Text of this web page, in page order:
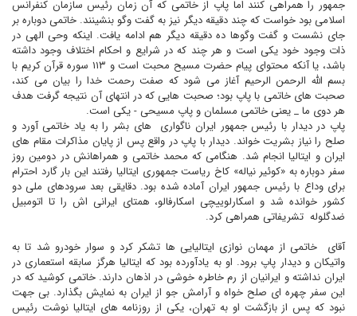
جمهور را همراهى کنند اما پاپ از خاتمى که آن زمان رئيس سازمان کنفرانس
اسلامى بود خواست که چند دقيقه ديگر نيز به گفت وگو بنشينند. خاتمى دوباره بر
جاى نشست و گفت وگوها ده دقيقه ديگر هم ادامه يافت. اينکه وحى الهى در
ذات وجود خود يکى است و هر چند که در شرايع و احکام اختلاف وجود داشته
باشد، يا آنکه محتواى پيام حضرت مسيح محبت است و ۱۱۳ سوره قرآن کريم با
بسم الله الرحمن الرحيم آغاز مى شود که صفت رحمت خدا را بيان مى کند،
صحبت هاى خاتمى با پاپ بود؛ صحبت هايى که در انتهاى آن نتيجه گرفت هدف
هر دوى ما _ يعنى خاتمى مسلمان و پاپ مسيحى - يکى است.
پاپ در ديدار با رئيس جمهور ايران ناگوارى
هاى بشر را به ياد خاتمى آورد و
صلح را نياز بشريت خواند. ديدار با پاپ در واقع پس از پايان مذاکرات مقام هاى
ايران و ايتاليا انجام شد. هنگامى که محمد خاتمى و همراهانش در دومين روز
سفر دوباره به «کوئير نياله» کاخ رياست جمهورى ايتاليا رفتند اين بار گارد احترام
براى وداع با رئيس جمهور ايران آماده شده بود. دقايقى بعد سرودهاى ملى دو
کشور خوانده شد و اسکارلوييچى اسکارفالو، همتاى ايرانى اش را تا اتومبيل
ضدگلوله تشريفاتى همراهى کرد.
آقای
خاتمى از مهمان نوازى ايتاليايى ها تشکر کرد و سوار خودرو شد تا به
واتيکان و ديدار پاپ برود. او به يادآورده بود که ايتاليا هرگز سابقه استعمارى در
ايران نداشته و ايرانيان از رم خاطره خوشى در اذهان دارند. خاتمى کوشيد که در
اين سفر چهره اى صلح خواه و آرامش جو از ايران به نمايش بگذارد. بى جهت
نبود که پس از بازگشت او به تهران، يکى از روزنامه هاى ايتاليا نوشت رئيس